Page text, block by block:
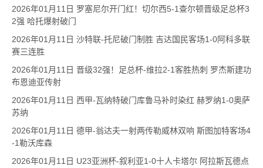
2026年01月11日 罗塞尼尔开门红！切尔西5-1查尔顿晋级足总杯3
2强 哈托爆射破门
2026年01月11日 沙特联-托尼破门制胜 吉达国民客场1-0阿科多联
赛三连胜
2026年01月11日 晋级32强！足总杯-维拉2-1客胜热刺 罗杰斯建功
布恩迪亚传射
2026年01月11日 西甲-瓦纳特破门库鲁马补时染红 赫罗纳1-0奥萨
苏纳
2026年01月11日 德甲-翁达夫一射两传勒威林双响 斯图加特客场4
-1勒沃库森
2026年01月11日 U23亚洲杯-叙利亚1-0十人卡塔尔 阿拉斯瓦德点